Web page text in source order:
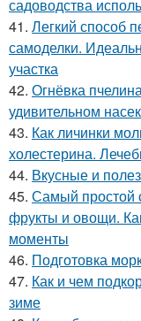
садоводства
41. Легкий способ
самоделки.
участка
42. Огнёвка
удивительном
43. Как личинки
холестерина.
44. Вкусные и
45. Самый простой
фрукты и овощи.
моменты
46. Подготовка
47. Как и чем
зиме